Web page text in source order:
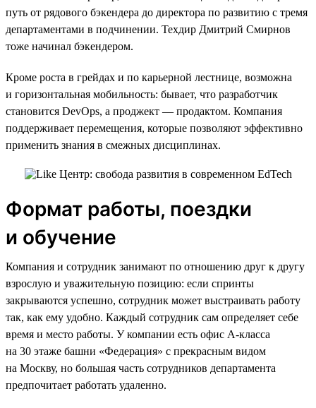
путь от рядового бэкендера до директора по развитию с тремя
департаментами в подчинении. Техдир Дмитрий Смирнов
тоже начинал бэкендером.
Кроме роста в грейдах и по карьерной лестнице, возможна
и горизонтальная мобильность: бывает, что разработчик
становится DevOps, а проджект — продактом. Компания
поддерживает перемещения, которые позволяют эффективно
применить знания в смежных дисциплинах.
Формат работы, поездки
и обучение
Компания и сотрудник занимают по отношению друг к другу
взрослую и уважительную позицию: если спринты
закрываются успешно, сотрудник может выстраивать работу
так, как ему удобно. Каждый сотрудник сам определяет себе
время и место работы. У компании есть офис А-класса
на 30 этаже башни «Федерация» с прекрасным видом
на Москву, но большая часть сотрудников департамента
предпочитает работать удаленно.